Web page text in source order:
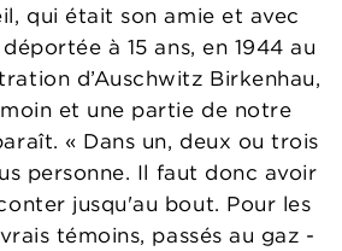
qui était son amie et avec
à 15 ans, en 1944 au
d’Auschwitz Birkenhau,
et une partie de notre
« Dans un, deux ou trois
personne. Il faut donc avoir
jusqu'au bout. Pour les
témoins, passés au gaz -